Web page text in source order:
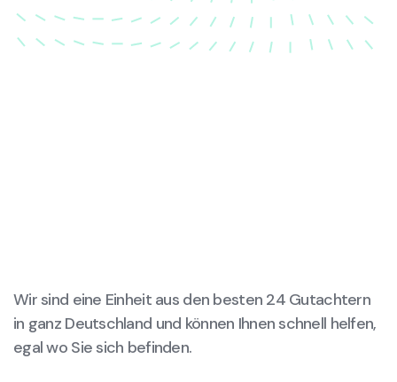
Wir sind eine Einheit aus den besten 24 Gutachtern
in ganz Deutschland und können Ihnen schnell helfen,
egal wo Sie sich befinden.